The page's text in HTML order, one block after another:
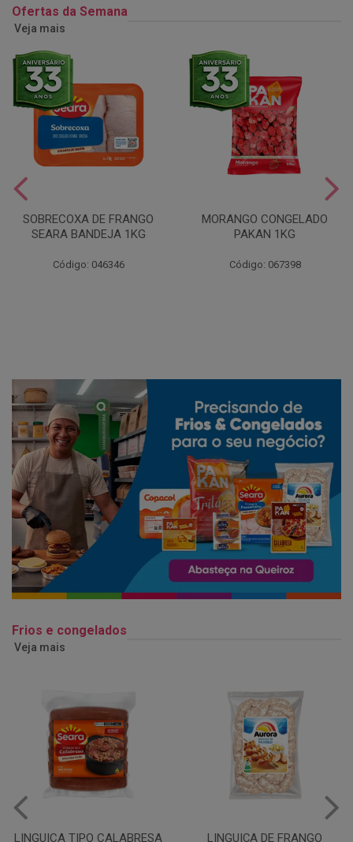
Ofertas da Semana
Veja mais
SOBRECOXA DE FRANGO
SEARA BANDEJA 1KG
Código: 046346
MORANGO CONGELADO
PAKAN 1KG
Código: 067398
Frios e congelados
Veja mais
LINGUIÇA DE FRANGO QUEIJO MUSSARELA